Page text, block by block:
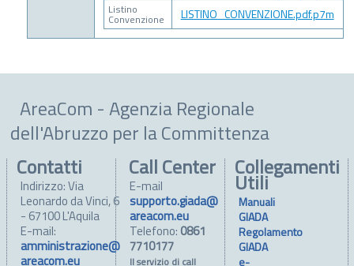
Listino
Convenzione LISTINO_CONVENZIONE.pdf.p7m
AreaCom - Agenzia Regionale
dell'Abruzzo per la Committenza
Contatti
Indirizzo: Via
Leonardo da Vinci, 6
- 67100 L'Aquila
E-mail:
amministrazione@
areacom.eu
Collegamenti
Utili
Manuali
GIADA
Regolamento
GIADA
e-
Call Center
E-mail
supporto.giada@
areacom.eu
Telefono: 0861
7710177
Il servizio di call